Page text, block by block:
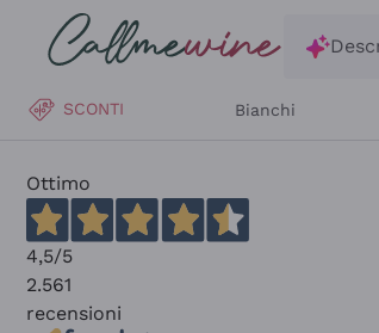
Salta al contenuto principale
SCONTI Bianchi
Ottimo
4,5/5
2.561
recensioni